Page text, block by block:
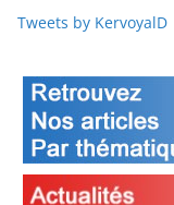
Tweets by KervoyalD